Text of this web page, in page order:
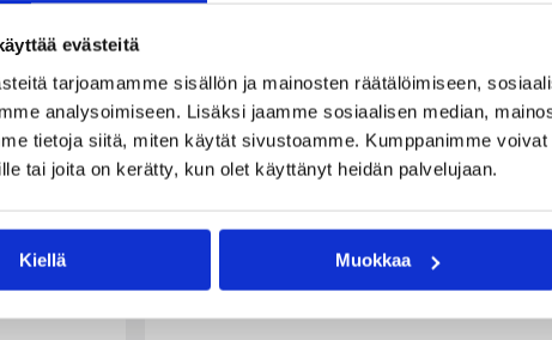
evästeitä
tarjoamamme sisällön ja mainosten räätälöimiseen,
analysoimiseen. Lisäksi jaamme sosiaalisen median,
tietoja siitä, miten käytät sivustoamme. Kumppanimme
tai joita on kerätty, kun olet käyttänyt heidän palvelujaan.
Kiellä Muokkaa
Naisten Korisliiga 27.08.2021 10:53